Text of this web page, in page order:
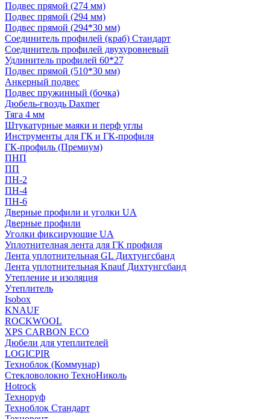
Подвес прямой (274 мм)
Подвес прямой (294 мм)
Подвес прямой (294*30 мм)
Соединитель профилей (краб) Стандарт
Соединитель профилей двухуровневый
Удлинитель профилей 60*27
Подвес прямой (510*30 мм)
Анкерный подвес
Подвес пружинный (бочка)
Дюбель-гвоздь Daxmer
Тяга 4 мм
Штукатурные маяки и перф углы
Инструменты для ГК и ГК-профиля
ГК-профиль (Премиум)
ПНП
ПП
ПН-2
ПН-4
ПН-6
Дверные профили и уголки UA
Дверные профили
Уголки фиксирующие UA
Уплотнителная лента для ГК профиля
Лента уплотнительная GL Дихтунгсбанд
Лента уплотнительная Knauf Дихтунгсбанд
Утепление и изоляция
Утеплитель
Isobox
KNAUF
ROCKWOOL
XPS CARBON ECO
Дюбели для утеплителей
LOGICPIR
Техноблок (Коммунар)
Стекловолокно ТехноНиколь
Hotrock
Технoруф
Техноблок Стандарт